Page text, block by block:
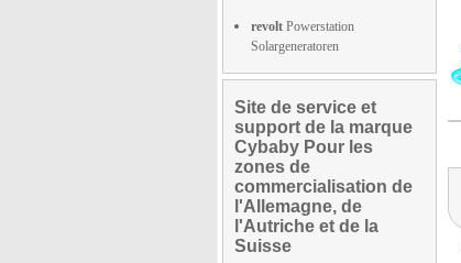
revolt Powerstation
Solargeneratoren
Site de service et
support de la marque
Cybaby Pour les
zones de
commercialisation de
l'Allemagne, de
l'Autriche et de la
Suisse